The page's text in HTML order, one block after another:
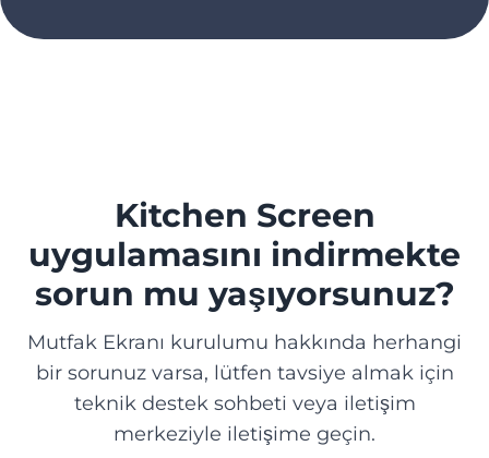
Kitchen Screen
uygulamasını indirmekte
sorun mu yaşıyorsunuz?
Mutfak Ekranı kurulumu hakkında herhangi
bir sorunuz varsa, lütfen tavsiye almak için
teknik destek sohbeti veya iletişim
merkeziyle iletişime geçin.